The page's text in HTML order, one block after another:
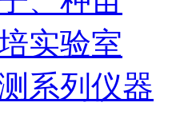
实验室
系列仪器